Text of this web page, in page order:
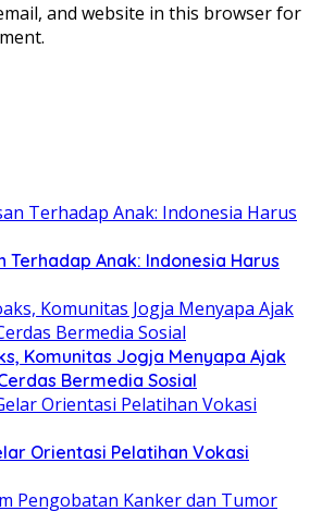
and website in this browser for
Terhadap Anak: Indonesia Harus
Komunitas Jogja Menyapa Ajak
Bermedia Sosial
Orientasi Pelatihan Vokasi